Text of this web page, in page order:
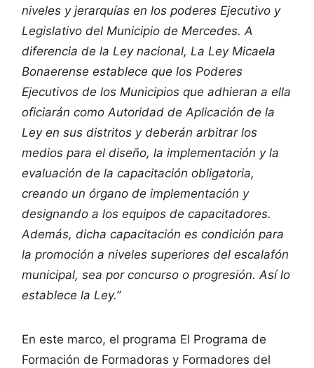
niveles y jerarquías en los poderes Ejecutivo y
Legislativo del Municipio de Mercedes. A
diferencia de la Ley nacional, La Ley Micaela
Bonaerense establece que los Poderes
Ejecutivos de los Municipios que adhieran a ella
oficiarán como Autoridad de Aplicación de la
Ley en sus distritos y deberán arbitrar los
medios para el diseño, la implementación y la
evaluación de la capacitación obligatoria,
creando un órgano de implementación y
designando a los equipos de capacitadores.
Además, dicha capacitación es condición para
la promoción a niveles superiores del escalafón
municipal, sea por concurso o progresión. Así lo
establece la Ley.”
En este marco, el programa El Programa de
Formación de Formadoras y Formadores del